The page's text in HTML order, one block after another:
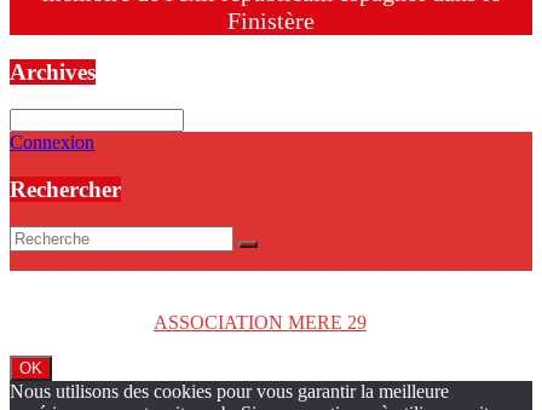
Finistère
Archives
Connexion
Rechercher
ASSOCIATION MERE 29
OK
Nous utilisons des cookies pour vous garantir la meilleure